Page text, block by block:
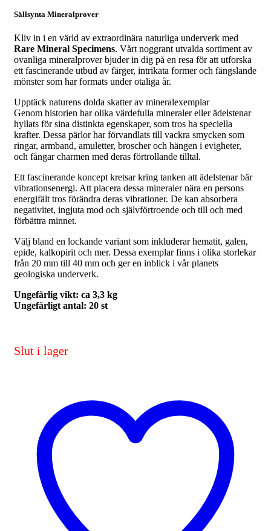
Sällsynta Mineralprover
Kliv in i en värld av extraordinära naturliga underverk med
Rare Mineral Specimens. Vårt noggrant utvalda sortiment av
ovanliga mineralprover bjuder in dig på en resa för att utforska
ett fascinerande utbud av färger, intrikata former och fängslande
mönster som har formats under otaliga år.
Upptäck naturens dolda skatter av mineralexemplar
Genom historien har olika värdefulla mineraler eller ädelstenar
hyllats för sina distinkta egenskaper, som tros ha speciella
krafter. Dessa pärlor har förvandlats till vackra smycken som
ringar, armband, amuletter, broscher och hängen i evigheter,
och fångar charmen med deras förtrollande tilltal.
Ett fascinerande koncept kretsar kring tanken att ädelstenar bär
vibrationsenergi. Att placera dessa mineraler nära en persons
energifält tros förändra deras vibrationer. De kan absorbera
negativitet, ingjuta mod och självförtroende och till och med
förbättra minnet.
Välj bland en lockande variant som inkluderar hematit, galen,
epide, kalkopirit och mer. Dessa exemplar finns i olika storlekar
från 20 mm till 40 mm och ger en inblick i vår planets
geologiska underverk.
Ungefärlig vikt: ca 3,3 kg
Ungefärligt antal: 20 st
Slut i lager